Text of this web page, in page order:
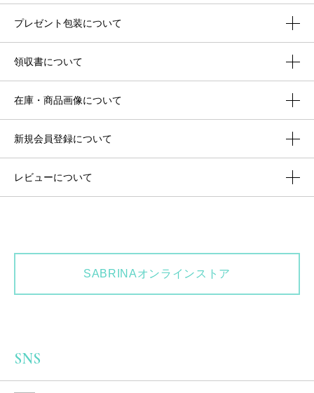
プレゼント包装について
領収書について
在庫・商品画像について
新規会員登録について
レビューについて
SABRINAオンラインストア
SNS